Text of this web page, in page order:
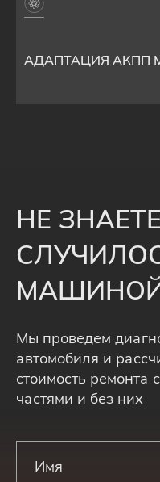
АДАПТАЦИЯ АКПП
НЕ
Мы проведем
автомобиля и
стоимость ремонта
частями и без них